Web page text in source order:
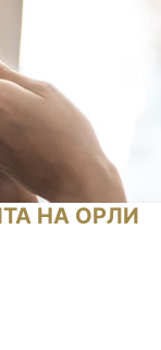
НА ОРЛИ